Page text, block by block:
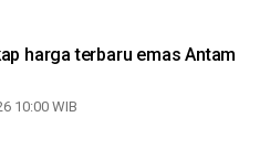
harga terbaru emas Antam
10:00 WIB